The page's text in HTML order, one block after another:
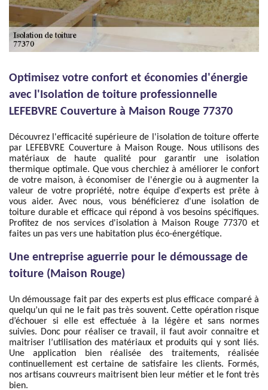
Optimisez votre confort et économies d'énergie
avec l'Isolation de toiture professionnelle
LEFEBVRE Couverture à Maison Rouge 77370
Découvrez l'efficacité supérieure de l'isolation de toiture offerte
par LEFEBVRE Couverture à Maison Rouge. Nous utilisons des
matériaux de haute qualité pour garantir une isolation
thermique optimale. Que vous cherchiez à améliorer le confort
de votre maison, à économiser de l'énergie ou à augmenter la
valeur de votre propriété, notre équipe d'experts est prête à
vous aider. Avec nous, vous bénéficierez d'une isolation de
toiture durable et efficace qui répond à vos besoins spécifiques.
Profitez de nos services d'isolation à Maison Rouge 77370 et
faites un pas vers une habitation plus éco-énergétique.
Une entreprise aguerrie pour le démoussage de
toiture (Maison Rouge)
Un démoussage fait par des experts est plus efficace comparé à
quelqu’un qui ne le fait pas très souvent. Cette opération risque
d’échouer si elle est effectuée à la légère et sans normes
suivies. Donc pour réaliser ce travail, il faut avoir connaitre et
maitriser l’utilisation des matériaux et produits qui y sont liés.
Une application bien réalisée des traitements, réalisée
continuellement est certaine de satisfaire les clients. Formés,
nos artisans couvreurs maitrisent bien leur métier et le font très
bien.